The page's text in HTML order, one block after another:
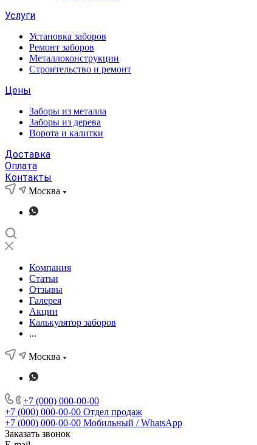
Услуги
Установка заборов
Ремонт заборов
Металлоконструкции
Строительство и ремонт
Цены
Заборы из металла
Заборы из дерева
Ворота и калитки
Доставка
Оплата
Контакты
Москва
Компания
Статьи
Отзывы
Галерея
Акции
Калькулятор заборов
...
Москва
+7 (000) 000-00-00
+7 (000) 000-00-00 Отдел продаж
+7 (000) 000-00-00 Мобильный / WhatsApp
Заказать звонок